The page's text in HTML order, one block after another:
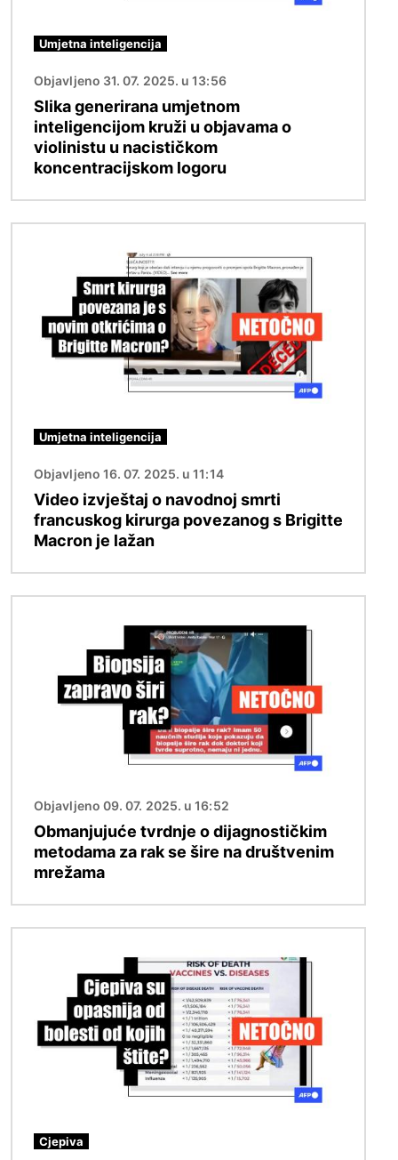
Umjetna inteligencija
Objavljeno 31. 07. 2025. u 13:56
Slika generirana umjetnom
inteligencijom kruži u objavama o
violinistu u nacističkom
koncentracijskom logoru
Umjetna inteligencija
Objavljeno 16. 07. 2025. u 11:14
Video izvještaj o navodnoj smrti
francuskog kirurga povezanog s Brigitte
Macron je lažan
Objavljeno 09. 07. 2025. u 16:52
Obmanjujuće tvrdnje o dijagnostičkim
metodama za rak se šire na društvenim
mrežama
Cjepiva